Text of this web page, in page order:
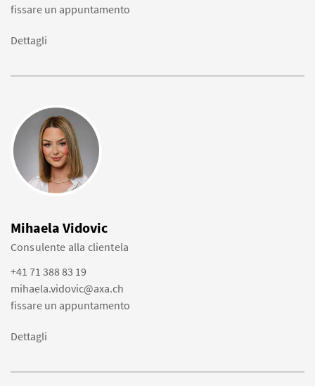
fissare un appuntamento
Dettagli
Mihaela Vidovic
Consulente alla clientela
+41 71 388 83 19
mihaela.vidovic@axa.ch
fissare un appuntamento
Dettagli